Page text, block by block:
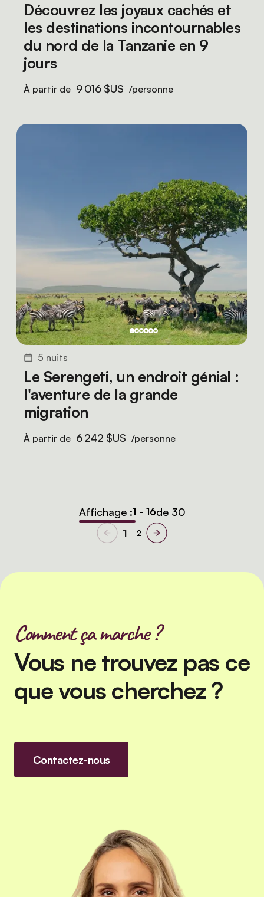
Découvrez les joyaux cachés et
les destinations incontournables
du nord de la Tanzanie en 9
jours
À partir de 9 016 $US /personne
5 nuits
Le Serengeti, un endroit génial :
l'aventure de la grande
migration
À partir de 6 242 $US /personne
Affichage :1 - 16de 30
1
2
Comment ça marche ?
Vous ne trouvez pas ce
que vous cherchez ?
Contactez-nous